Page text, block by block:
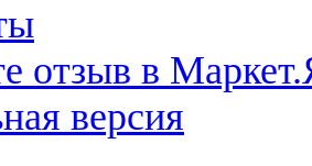
отзыв в
версия